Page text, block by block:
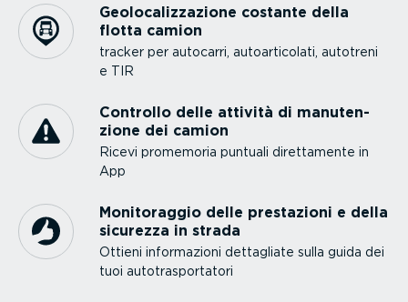
Geolo­ca­liz­za­zione costante della
flotta camion
tracker per autocarri, autoar­ti­colati, autotreni
e TIR
Controllo delle attività di manuten­
zione dei camion
Ricevi promemoria puntuali diret­ta­mente in
App
Monito­raggio delle prestazioni e della
sicurezza in strada
Ottieni infor­ma­zioni dettagliate sulla guida dei
tuoi autotra­spor­tatori